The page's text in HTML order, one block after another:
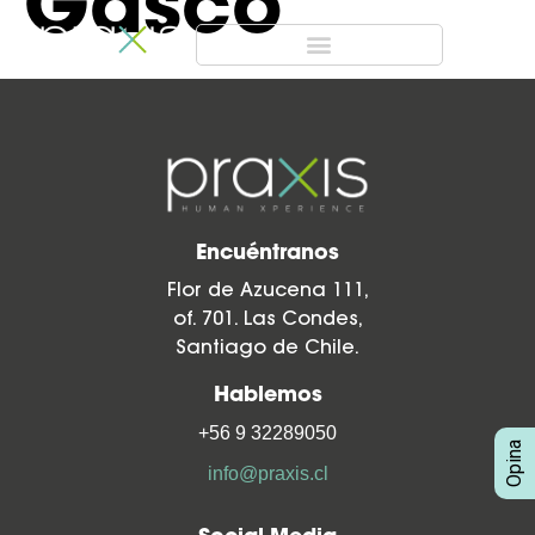
Encuéntranos
Flor de Azucena 111,
of. 701. Las Condes,
Santiago de Chile.
Hablemos
+56 9 32289050
info@praxis.cl